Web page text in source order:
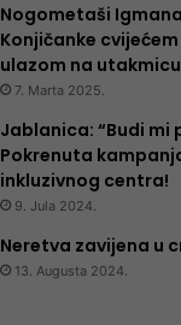
Nogometaši
Konjičanke
ulazom na utakmicu
7. Marta 2025.
Jablanica: “Budi mi
Pokrenuta
inkluzivnog centra!
9. Jula 2024.
Neretva zavijena u
13. Augusta 2024.